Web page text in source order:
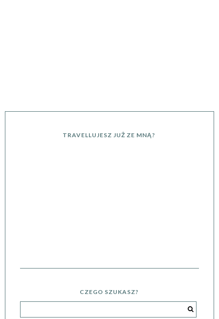
TRAVELLUJESZ JUŻ ZE MNĄ?
CZEGO SZUKASZ?